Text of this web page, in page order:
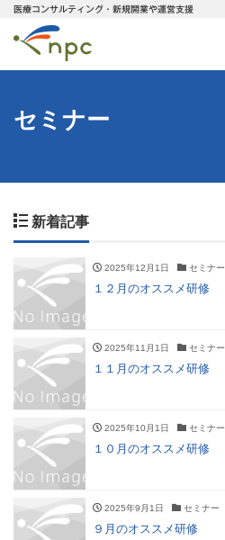
医療コンサルティング・新規開業や運営支援
セミナー
新着記事
2025年12月1日 セミナー
１２月のオススメ研修
2025年11月1日 セミナー
１１月のオススメ研修
2025年10月1日 セミナー
１０月のオススメ研修
2025年9月1日 セミナー
９月のオススメ研修